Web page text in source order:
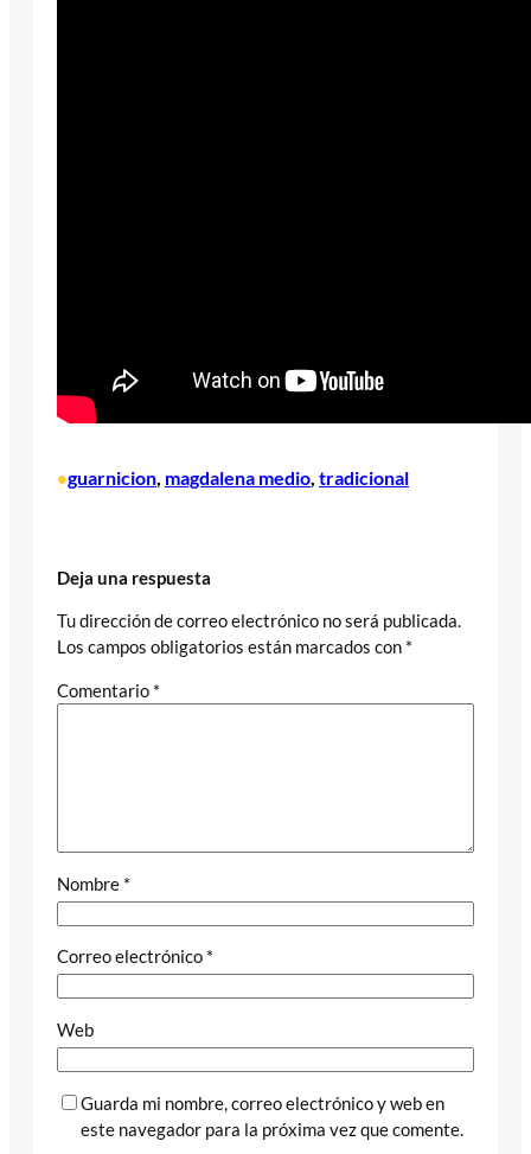
•guarnicion, magdalena medio, tradicional
Deja una respuesta
Tu dirección de correo electrónico no será publicada.
Los campos obligatorios están marcados con *
Comentario *
Nombre *
Correo electrónico *
Web
Guarda mi nombre, correo electrónico y web en
este navegador para la próxima vez que comente.